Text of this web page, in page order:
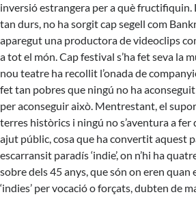
inversió estrangera per a què
tan durs, no ha sorgit cap segell com
aparegut una productora de videoclips
a tot el món. Cap festival s’ha fet seva la
nou teatre ha recollit l’onada de
fet tan pobres que ningú no ha
per aconseguir això. Mentrestant, el
terres històrics i ningú no s’aventura a fer
ajut públic, cosa que ha convertit aquest
escarransit paradís ‘indie’, on n’hi ha
sobre dels 45 anys, que són on eren quan
‘indies’ per vocació o forçats, dubten de